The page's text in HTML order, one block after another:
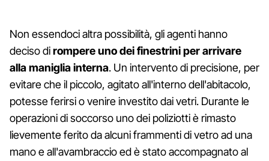
Non essendoci altra possibilità, gli agenti hanno
deciso dirompere uno dei finestrini per arrivare
alla maniglia interna. Un intervento di precisione, per
evitare che il piccolo, agitato all'interno dell'abitacolo,
potesse ferirsi o venire investito dai vetri. Durante le
operazioni di soccorso uno dei poliziotti è rimasto
lievemente ferito da alcuni frammenti di vetro ad una
mano e all'avambraccio ed è stato accompagnato al